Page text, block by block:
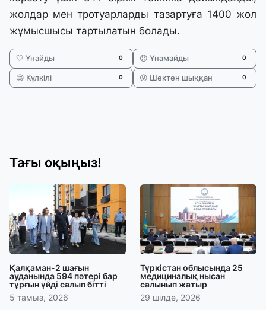
жолдар мен тротуарларды тазартуға 1400 жол
жұмысшысы тартылатын болады.
🤍 Ұнайды 0 😞 Ұнамайды 0
😄 Күлкілі 0 😡 Шектен шыққан 0
Тағы оқыңыз!
Қалқаман-2 шағын
ауданында 594 пәтері бар
тұрғын үйді салып бітті
5 тамыз, 2026
Түркістан облысында 25
медициналық нысан
салынып жатыр
29 шілде, 2026